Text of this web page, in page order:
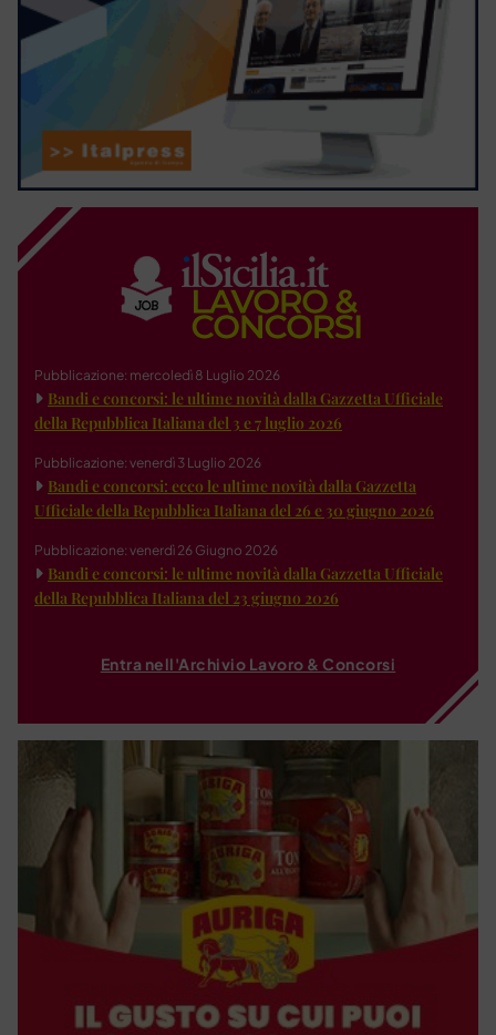
Pubblicazione: mercoledì 8 Luglio 2026
Bandi e concorsi: le ultime novità dalla Gazzetta Ufficiale
della Repubblica Italiana del 3 e 7 luglio 2026
Pubblicazione: venerdì 3 Luglio 2026
Bandi e concorsi: ecco le ultime novità dalla Gazzetta
Ufficiale della Repubblica Italiana del 26 e 30 giugno 2026
Pubblicazione: venerdì 26 Giugno 2026
Bandi e concorsi: le ultime novità dalla Gazzetta Ufficiale
della Repubblica Italiana del 23 giugno 2026
Entra nell'Archivio Lavoro & Concorsi